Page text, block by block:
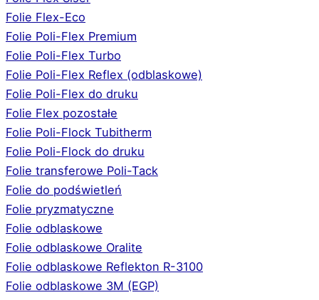
Folie Flex-Eco
Folie Poli-Flex Premium
Folie Poli-Flex Turbo
Folie Poli-Flex Reflex (odblaskowe)
Folie Poli-Flex do druku
Folie Flex pozostałe
Folie Poli-Flock Tubitherm
Folie Poli-Flock do druku
Folie transferowe Poli-Tack
Folie do podświetleń
Folie pryzmatyczne
Folie odblaskowe
Folie odblaskowe Oralite
Folie odblaskowe Reflekton R-3100
Folie odblaskowe 3M (EGP)